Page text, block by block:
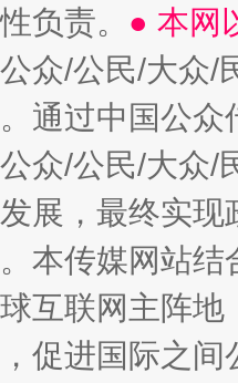
负责。 ● 本网
公众/公民/大众
通过中国公
众/公民/大众
展，最终实
本传媒网站
互联网主阵
促进国际之